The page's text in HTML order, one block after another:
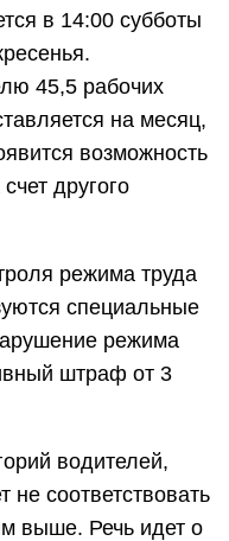
в 14:00 субботы
45,5 рабочих
на месяц,
возможность
другого
режима труда
специальные
режима
штраф от 3
водителей,
соответствовать
выше. Речь идет о